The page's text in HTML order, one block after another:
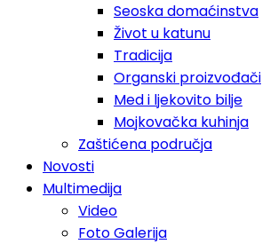
Seoska domaćinstva
Život u katunu
Tradicija
Organski proizvođači
Med i ljekovito bilje
Mojkovačka kuhinja
Zaštićena područja
Novosti
Multimedija
Video
Foto Galerija